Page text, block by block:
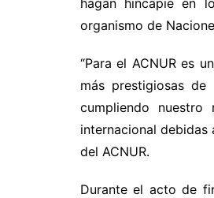
organismo de
“Para el ACNUR es
más prestigiosas de
cumpliendo nuestro
internacional debidas
del ACNUR.
Durante el acto de